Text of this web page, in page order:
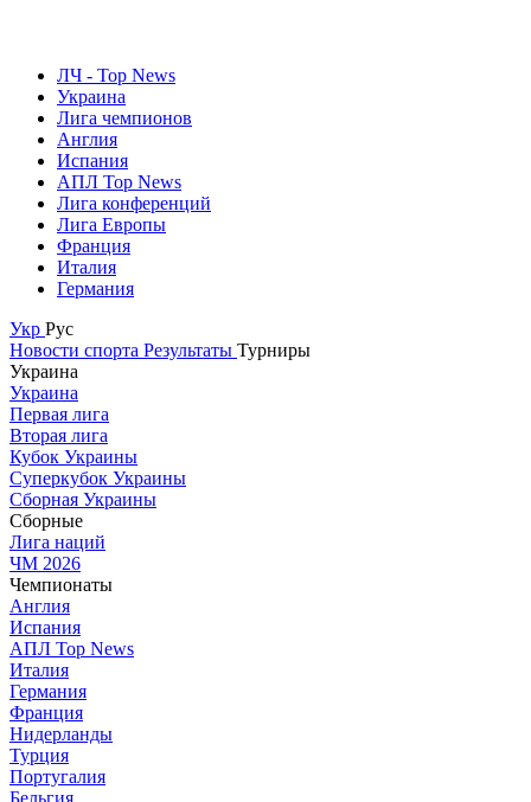
ЛЧ - Top News
Украина
Лига чемпионов
Англия
Испания
АПЛ Top News
Лига конференций
Лига Европы
Франция
Италия
Германия
Укр Рус
Новости спорта Результаты Турниры
Украина
Украина
Первая лига
Вторая лига
Кубок Украины
Суперкубок Украины
Сборная Украины
Сборные
Лига наций
ЧМ 2026
Чемпионаты
Англия
Испания
АПЛ Top News
Италия
Германия
Франция
Нидерланды
Турция
Португалия
Бельгия